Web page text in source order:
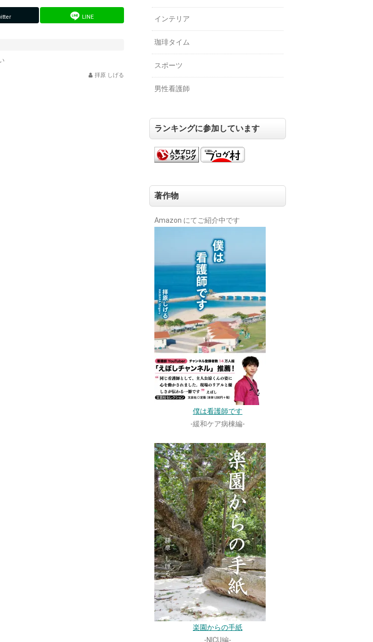
LINE
拝原 しげる
インテリア
珈琲タイム
スポーツ
男性看護師
ランキングに参加しています
著作物
Amazon にてご紹介中です
僕は看護師です
-緩和ケア病棟編-
楽園からの手紙
-NICU編-